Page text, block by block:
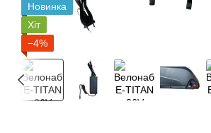
Новинка
Хіт
−4%